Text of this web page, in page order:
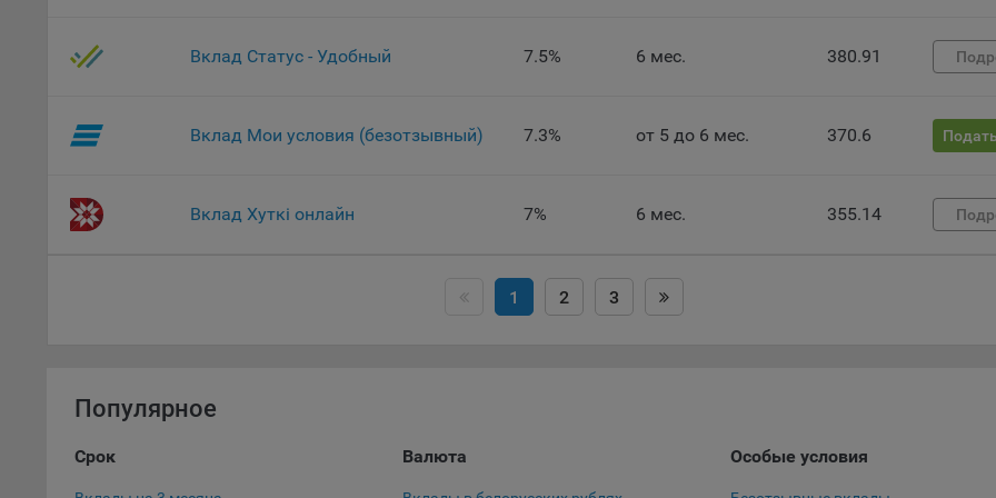
дополнительных функций сайтов, например, для хранения предпочтений
пользователя, в том числе имени пользователя или выбора языка, и для
9.3. Файлы cookie предпочтений, например, для настройки контента.
предпочтениях и позволяют Обществу «запомнить» информацию о
пользователем городе и других местных настройках для того, чтобы
9.4. Аналитические файлы cookie, например Яндекс.Метрика, Google
Данные файлы cookie собирают информацию о том, как пользователь
Благодаря этому у Общества есть возможность составить представление о
тенденциях использования сайта в целом. Общество использует
для анализа трафика на сайтах.
Вклад Статус - Удобный 7.5% 6 мес. 380.91
Вклад Мои условия (безотзывный) 7.3% от 5 до 6 мес. 370.6
Вклад Хуткі онлайн 7% 6 мес. 355.14
1 2 3
Популярное
Срок Валюта Особые условия